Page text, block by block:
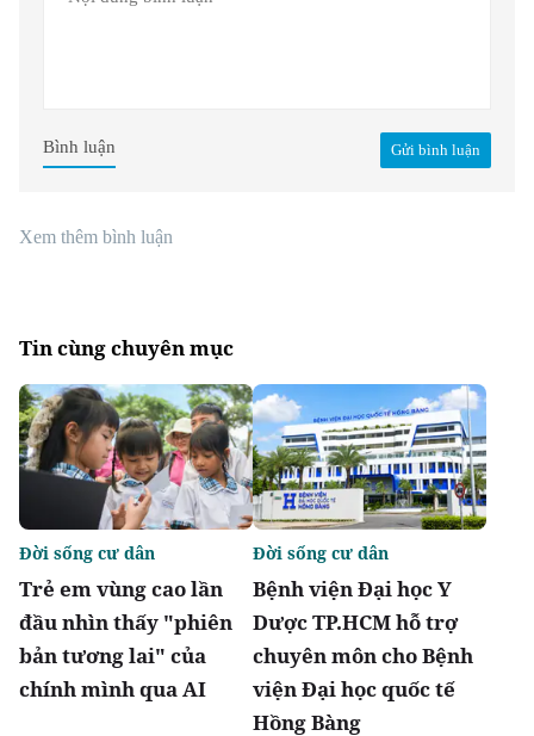
Gửi bình luận
Bình luận
Xem thêm bình luận
Tin cùng chuyên mục
Trẻ em vùng cao lần
đầu nhìn thấy "phiên
bản tương lai" của
chính mình qua AI
Đời sống cư dân
Bệnh viện Đại học Y
Dược TP.HCM hỗ trợ
chuyên môn cho Bệnh
viện Đại học quốc tế
Hồng Bàng
Đời sống cư dân